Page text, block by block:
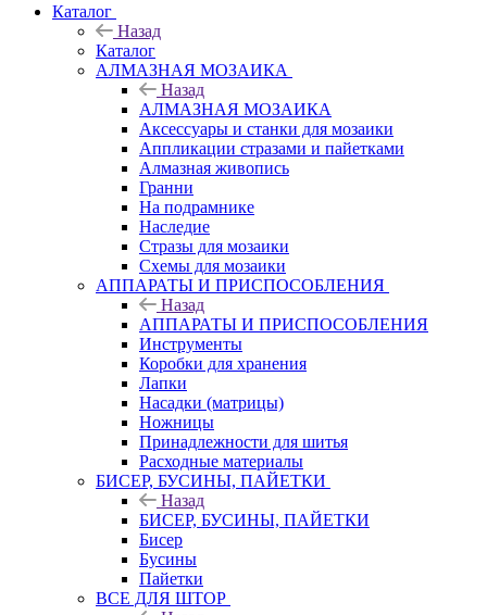
Каталог
Назад
Каталог
АЛМАЗНАЯ МОЗАИКА
Назад
АЛМАЗНАЯ МОЗАИКА
Аксессуары и станки для мозаики
Аппликации стразами и пайетками
Алмазная живопись
Гранни
На подрамнике
Наследие
Стразы для мозаики
Схемы для мозаики
АППАРАТЫ И ПРИСПОСОБЛЕНИЯ
Назад
АППАРАТЫ И ПРИСПОСОБЛЕНИЯ
Инструменты
Коробки для хранения
Лапки
Насадки (матрицы)
Ножницы
Принадлежности для шитья
Расходные материалы
БИСЕР, БУСИНЫ, ПАЙЕТКИ
Назад
БИСЕР, БУСИНЫ, ПАЙЕТКИ
Бисер
Бусины
Пайетки
ВСЕ ДЛЯ ШТОР